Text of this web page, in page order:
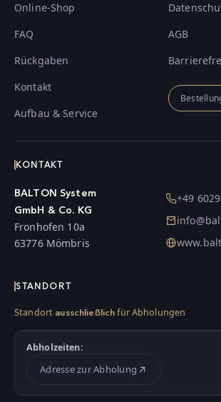
Online-Shop
FAQ
Rückgaben
Kontakt
Aufbau & Service
AGB
KONTAKT
BALTON System
GmbH & Co. KG
Fronhofen 10a
63776 Mömbris
+49
STANDORT
Standort ausschließlich für Abholungen
Abholzeiten:
Adresse zur Abholung